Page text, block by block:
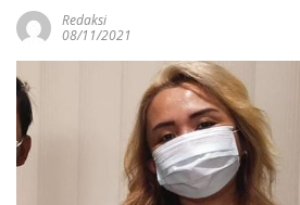
Redaksi
08/11/2021